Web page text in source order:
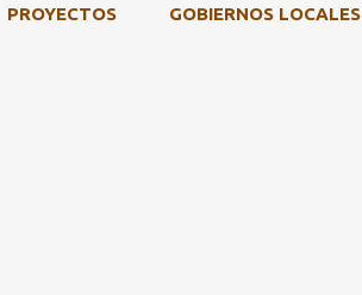
PROYECTOS GOBIERNOS LOCALES